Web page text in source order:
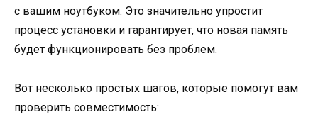
с вашим ноутбуком. Это значительно упростит
процесс установки и гарантирует, что новая память
будет функционировать без проблем.
Вот несколько простых шагов, которые помогут вам
проверить совместимость: